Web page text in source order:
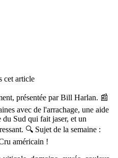
cet article
présentée par Bill Harlan. 📰
avec de l'arrachage, une aide
Sud qui fait jaser, et un
🔍 Sujet de la semaine :
américain !